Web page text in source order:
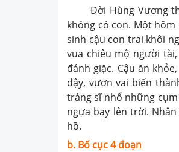
Đời Hùng Vương thứ
không có con. Một
sinh cậu con trai khôi
vua chiêu mộ người
đánh giặc. Cậu ăn
dậy, vươn vai biến
tráng sĩ nhổ những
ngựa bay lên trời.
hồ.
b. Bố cục 4 đoạn